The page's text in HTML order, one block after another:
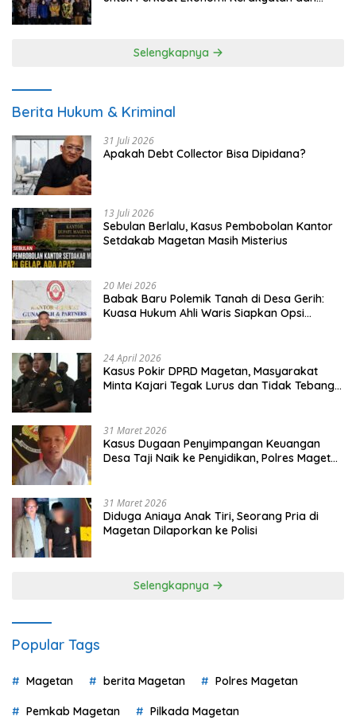
Selengkapnya
Berita Hukum & Kriminal
31 Juli 2026
Apakah Debt Collector Bisa Dipidana?
13 Juli 2026
Sebulan Berlalu, Kasus Pembobolan Kantor
Setdakab Magetan Masih Misterius
20 Mei 2026
Babak Baru Polemik Tanah di Desa Gerih:
Kuasa Hukum Ahli Waris Siapkan Opsi
24 April 2026
Kasus Pokir DPRD Magetan, Masyarakat
Minta Kajari Tegak Lurus dan Tidak Tebang
31 Maret 2026
Kasus Dugaan Penyimpangan Keuangan
Desa Taji Naik ke Penyidikan, Polres Magetan
31 Maret 2026
Diduga Aniaya Anak Tiri, Seorang Pria di
Magetan Dilaporkan ke Polisi
Selengkapnya
Popular Tags
Magetan berita Magetan Polres Magetan
Pemkab Magetan Pilkada Magetan